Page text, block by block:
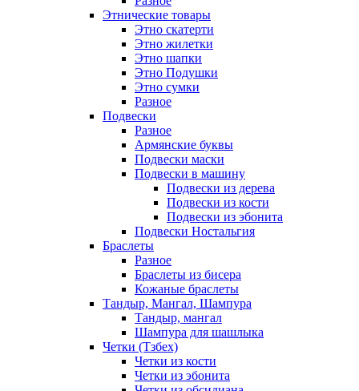
Этнические товары
Этно скатерти
Этно жилетки
Этно шапки
Этно Подушки
Этно сумки
Разное
Подвески
Разное
Армянские буквы
Подвески маски
Подвески в машину
Подвески из дерева
Подвески из кости
Подвески из эбонита
Подвески Ностальгия
Браслеты
Разное
Браслеты из бисера
Кожаные браслеты
Тандыр, Мангал, Шампура
Тандыр, мангал
Шампура для шашлыка
Четки (Тзбех)
Четки из кости
Четки из эбонита